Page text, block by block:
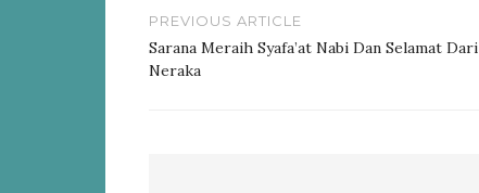
Post
navigation
PREVIOUS ARTICLE
Sarana Meraih Syafa’at Nabi Dan Selamat Dari
Neraka